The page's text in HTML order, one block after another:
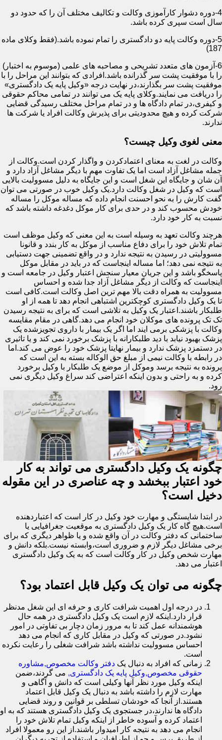
4-دوره دشوار کارآموزی وکالت و تکالیف مختلف آن را که حدود دو
سال است سپری کرده باشد.
5-دوره وکالت پایه دو دادگستری را تمام نموده باشد.(فقط وکلای ماده
187)
6-آزمون های متعدد تشریحی و مصاحبه های علمی (موسوم به اختبار)
را با موفقیت پشت سر گذرانده باشد.افرادی که بتوانند این مراحل را با
موفقیت پشت سر بگذارند،در نهایت درجه «وکیل پایه یک دادگستری»
را دریافت می نمایند.وکلای پایه یک می توانند در تمامی محاکم حقوقی
و کیفری،در تمام دادگاه ها و در تمام مراحل مختلف رسیدگی قضایی
شرکت کرده و هیچ محدودیتی برای پذیرش وکالت افراد یا شرکت ها
ندارند.
معنی لغوی وکیل چیست؟
وکالت در لغت به معنای اعتمادکردن و واگذار کردن است.وکالت از
جمله مشاغل آزاد است اما یک تفاوت مهم با دیگر مشاغل آزاد دارد و
آن شان و جایگاه این شغل است و این جایگاه به دلیل مسوولیت بالایی
است که وکیل در شغل وکالت دارد.یک وکیل خوب در صورتی می توان
گفت کارش را به نحو احسنت انجام داده که مساله موکل را مساله
خودش محسوب کند و در حدی برای کار موکل دغدغه داشته باشد که
نسبت به کار خود دارد.
هرچند وکالت تعهد به وسیله است به این معنی که وکیل موظف است
تمام تلاش خود را برای دفاع مناسب از موکل به کار بندد و قانونا
مسوولیتی در رسیدن به نتیجه ندارد و در واقع تضمینی جهت دستیابی
به نتیجه نمی دهد؛ اما مساله اینجاست که در باید در مقابل موکل
پاسخگو باشد و این جریان معیار سنجش اعتبار وکیل در جامعه است و
اینجاست که وکالت از دیگر مشاغل آزاد جدا شده و احساس
مسوولیت به همراه دقت بالا مهم ترین اصل وکالت است.کافی است
تا یک وکیل دادگستری کوچکترین اشتباهی انجام دهد تا همه از او
طلبکار باشند.اعتبار یک وکیل به تلاشی است که برای به نتیجه رسیدن
تک تک پرونده های موکلان خود انجام می دهد.گاهی در مقام مقایسه
وکالت با پزشکی برمی ایند اما اگر یک بیمار با داروی تجویزشده یک
پزشک بهبود نیابد با دید طلبکارانه با پزشک برخورد نمی کند و یا تاثیری
در دستمزد پزشک ندارد و بیمار نهایتا پزشک خود را عوض می کند.اما
در رابطه با وکالت نیمی از مبلغ حق الوکاله بسته به این است که
پرونده به نتیجه برسد وموکل از موضع یک طلبکار با وکیل برخورد
کرده و به راحتی و بدون اینکه اعتراضی کند سراغ وکیل دیگری نمی
رود.
چگونه یک وکیل دادگستری می تواند به کار
خود اعتبار ببخشد و چه عناصری در این مقوله
دخیل است؟
در ابتدا شایستگی و مهارت خود وکیل در کار است که اعتباردهنده
است.هیچ گاه کار یک وکیل دادگستری به موقعیت جغرافیایی یا
ساختمانی که دفتر وکالت در آن واقع شده و یا ظواهر دیگری که برای
برخی مشاغل دیگر لازم و ضروری است،وابسته نیست.بلکه دانش و
مهارت شخص وکیل در کار وکالت است که به یک وکیل دادگستری
اعتبار می دهد.
چگونه می توان یک وکیل قابل اعتماد بود؟
در درجه اول اهمیت شرافت کاری و حرفه ای این شغل مدنظر
قرار دارد.اینکه لازم است یک وکیل دادگستری در همه حال
هوشمندانه عمل کند تا به مرور زمان دچار بی تفاوتی در امور
نشود.در صورتی که وکیل در مقابل کاری که انجام می دهد
احساس مسوولیت نداشته باشد شرافت شغلی را رعایت نکرده
است.
زمانی که افراد به دنبال یک دفتر وکالت مخصوص,مشاوره
حقوقی مخصوص,وکیل پایه یک دادگستری, می گردند،ضمن
اینکه وکیل مورد نظر آنها وکیلی است که دانش و آگاهی و
مهارت لازم را داشته باشد به دنبال یک وکیل قابل اعتماد
هستند.از آنجا که خودشان تسلطی بر قوانین و روند قضایی
دادگاه ها ندارند،در جستجوی یک وکیل دادگستری هستند که به او
اعتماد کرده و آسوده خاطر از اینکه وکیل تمام تلاش خود را
انجام می دهد به نتیجه کار امیدوار باشند.از این رو معمولا افراد